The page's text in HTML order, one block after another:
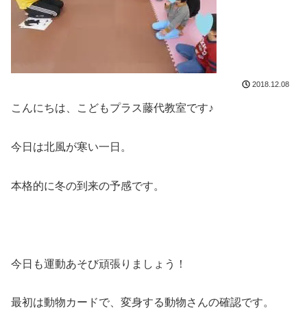
2018.12.08
こんにちは、こどもプラス藤代教室です♪
今日は北風が寒い一日。
本格的に冬の到来の予感です。
今日も運動あそび頑張りましょう！
最初は動物カードで、変身する動物さんの確認です。